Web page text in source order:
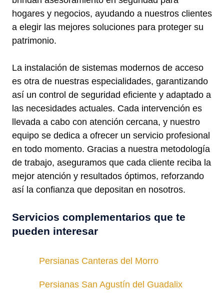
hogares y negocios, ayudando a nuestros clientes
a elegir las mejores soluciones para proteger su
patrimonio.
La instalación de sistemas modernos de acceso
es otra de nuestras especialidades, garantizando
así un control de seguridad eficiente y adaptado a
las necesidades actuales. Cada intervención es
llevada a cabo con atención cercana, y nuestro
equipo se dedica a ofrecer un servicio profesional
en todo momento. Gracias a nuestra metodología
de trabajo, aseguramos que cada cliente reciba la
mejor atención y resultados óptimos, reforzando
así la confianza que depositan en nosotros.
Servicios complementarios que te
pueden interesar
Persianas Canteras del Morro
Persianas San Agustín del Guadalix